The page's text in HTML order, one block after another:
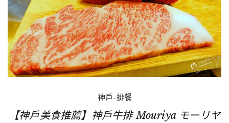
神戶-排餐
【神戶美食推薦】神戶牛排 Mouriya モーリヤ